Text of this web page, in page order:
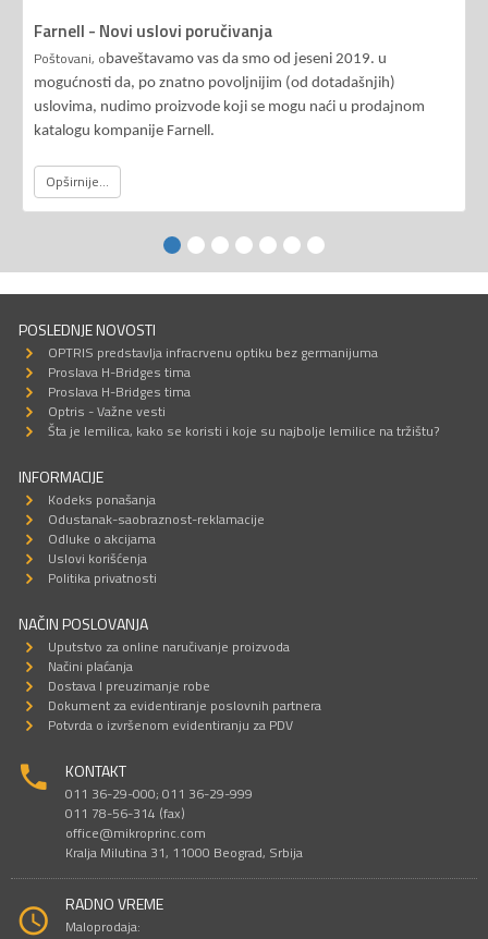
Farnell - Novi uslovi poručivanja
Poštovani, obaveštavamo vas da smo od jeseni 2019. u
mogućnosti da, po znatno povoljnijim (od dotadašnjih)
uslovima, nudimo proizvode koji se mogu naći u prodajnom
katalogu kompanije Farnell.
Opširnije...
POSLEDNJE NOVOSTI
OPTRIS predstavlja infracrvenu optiku bez germanijuma
Proslava H-Bridges tima
Proslava H-Bridges tima
Optris - Važne vesti
Šta je lemilica, kako se koristi i koje su najbolje lemilice na tržištu?
INFORMACIJE
Kodeks ponašanja
Odustanak-saobraznost-reklamacije
Odluke o akcijama
Uslovi korišćenja
Politika privatnosti
NAČIN POSLOVANJA
Uputstvo za online naručivanje proizvoda
Načini plaćanja
Dostava I preuzimanje robe
Dokument za evidentiranje poslovnih partnera
Potvrda o izvršenom evidentiranju za PDV
KONTAKT
011 36-29-000; 011 36-29-999
011 78-56-314 (fax)
office@mikroprinc.com
Kralja Milutina 31, 11000 Beograd, Srbija
RADNO VREME
Maloprodaja: